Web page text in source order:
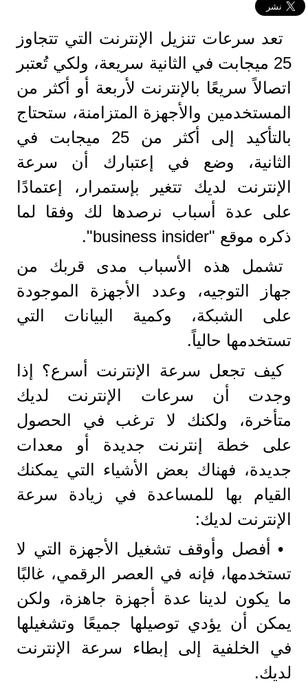
تعد سرعات تنزيل الإنترنت التي تتجاوز
25 ميجابت في الثانية سريعة، ولكي تُعتبر
اتصالاً سريعًا بالإنترنت لأربعة أو أكثر من
المستخدمين والأجهزة المتزامنة، ستحتاج
بالتأكيد إلى أكثر من 25 ميجابت في
الثانية، وضع في إعتبارك أن سرعة
الإنترنت لديك تتغير بإستمرار، إعتمادًا
على عدة أسباب نرصدها لك وفقا لما
ذكره موقع "business insider".
تشمل هذه الأسباب مدى قربك من
جهاز التوجيه، وعدد الأجهزة الموجودة
على الشبكة، وكمية البيانات التي
تستخدمها حالياً.
كيف تجعل سرعة الإنترنت أسرع؟ إذا
وجدت أن سرعات الإنترنت لديك
متأخرة، ولكنك لا ترغب في الحصول
على خطة إنترنت جديدة أو معدات
جديدة، فهناك بعض الأشياء التي يمكنك
القيام بها للمساعدة في زيادة سرعة
الإنترنت لديك:
• أفصل وأوقف تشغيل الأجهزة التي لا
تستخدمها، فإنه في العصر الرقمي، غالبًا
ما يكون لدينا عدة أجهزة جاهزة، ولكن
يمكن أن يؤدي توصيلها جميعًا وتشغيلها
في الخلفية إلى إبطاء سرعة الإنترنت
لديك.